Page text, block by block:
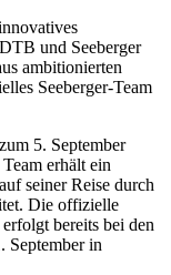
und Seeberger
ambitionierten
Seeberger-Team
5. September
erhält ein
seiner Reise durch
Die offizielle
bereits bei den
September in